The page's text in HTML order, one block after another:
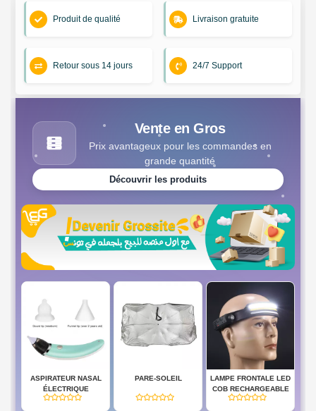
Produit de qualité Livraison gratuite
Retour sous 14 jours 24/7 Support
Vente en Gros
Prix avantageux pour les commandes en
grande quantité
Découvrir les produits
ASPIRATEUR NASAL
ÉLECTRIQUE
(0)
PARE-SOLEIL
(0)
LAMPE FRONTALE LED
COB RECHARGEABLE
(0)